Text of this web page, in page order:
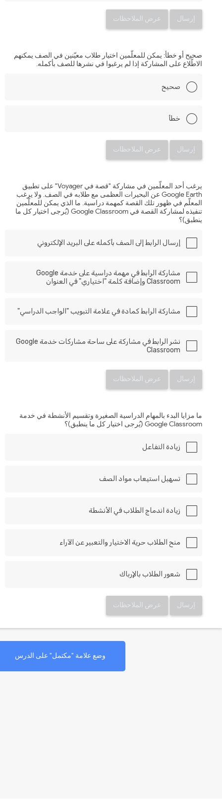
إرسال عرض الملاحظات
صحيح أو خطأ: يمكن للمعلّمين اختيار طلاب معيّنين في الصف يمكنهم
الاطّلاع على المشاركة إذا لم يرغبوا في نشرها للصف بأكمله.
صحيح
خطأ
إرسال عرض الملاحظات
يرغب أحد المعلّمين في مشاركة "قصة في Voyager" على تطبيق
Google Earth عن البحيرات العظمى مع طلابه في الصف. ولا يرغب
المعلّم في ظهور تلك القصة كمهمة دراسية. ما الذي يمكن للمعلّمين
تنفيذه لمشاركة القصة في Google Classroom (يُرجى اختيار كل ما
ينطبق)؟
إرسال الرابط إلى الصف بأكمله على البريد الإلكتروني
مشاركة الرابط في مهمة دراسية على خدمة Google
Classroom وإضافة كلمة "اختياري" في العنوان
مشاركة الرابط كمادة في علامة التبويب "الواجب الدراسي"
نشر الرابط في مشاركة على ساحة مشاركات خدمة Google
Classroom
إرسال عرض الملاحظات
ما مزايا البدء بالمهام الدراسية الصغيرة وتقسيم الأنشطة في خدمة
Google Classroom (يُرجى اختيار كل ما ينطبق)؟
زيادة التفاعل
تسهيل استيعاب مواد الصف
زيادة اندماج الطلاب في الأنشطة
منح الطلاب حرية الاختيار والتعبير عن الآراء
شعور الطلاب بالإرباك
إرسال عرض الملاحظات
وضع علامة "مكتمل" على الدرس